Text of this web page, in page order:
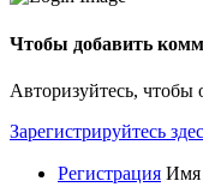
Чтобы добавить
Авторизуйтесь, чтобы
Зарегистрируйтесь
Регистрация Имя